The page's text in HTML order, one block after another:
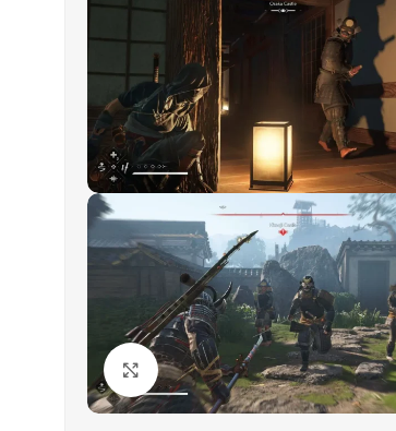
Click to enlarge